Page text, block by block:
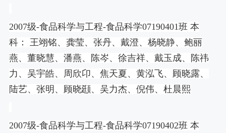
2007级-食品科学与工程-食品科学07190401班 本
科： 王翊铭、龚莹、张丹、戴澄、杨晓静、鲍丽
燕、董晓慧、潘燕、陈岑、徐吉祥、戴玉成、陈祎
力、吴宇皓、周欣卬、焦天夏、黄泓飞、顾晓露、
陆艺、张明、顾晓颋、吴力杰、倪伟、杜晨熙
2007级-食品科学与工程-食品科学07190402班 本